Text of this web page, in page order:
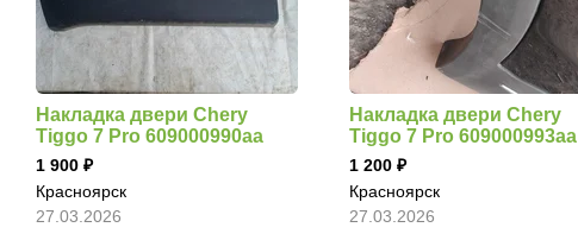
Накладка двери Chery
Tiggo 7 Pro 609000990aa
1 900
Красноярск
27.03.2026
Накладка двери Chery
Tiggo 7 Pro 609000993aa
1 200
Красноярск
27.03.2026